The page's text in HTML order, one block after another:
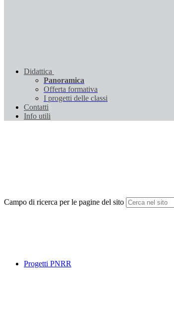
Didattica
Panoramica
Offerta formativa
I progetti delle classi
Contatti
Info utili
Campo di ricerca per le pagine del sito
Progetti PNRR